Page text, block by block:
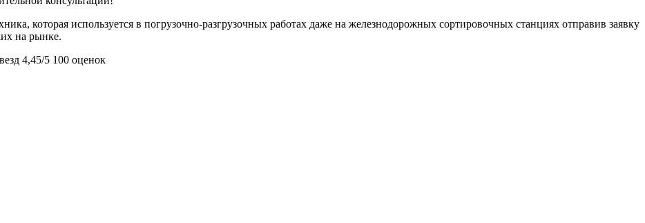
которая используется в погрузочно-разгрузочных работах даже на железнодорожных сортировочных станциях отправив заявку
на рынке.
4,45/5 100 оценок